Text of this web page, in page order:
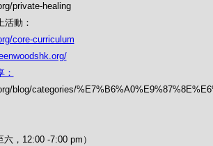
private-healing
動：
core-curriculum
：
blog/categories/
，12:00 -7:00 pm）